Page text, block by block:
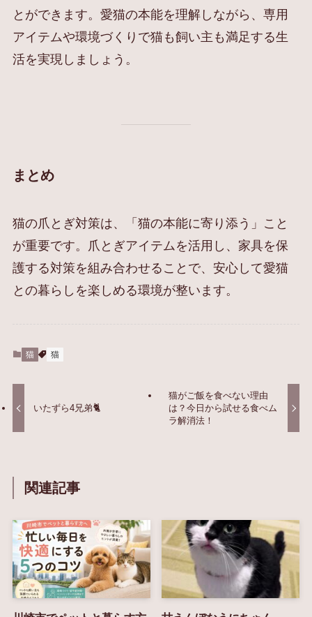
とができます。愛猫の本能を理解しながら、専用
アイテムや環境づくりで猫も飼い主も満足する生
活を実現しましょう。
まとめ
猫の爪とぎ対策は、「猫の本能に寄り添う」こと
が重要です。爪とぎアイテムを活用し、家具を保
護する対策を組み合わせることで、安心して愛猫
との暮らしを楽しめる環境が整います。
猫 猫
いたずら4兄弟🐈
猫がご飯を食べない理由
は？今日から試せる食べム
ラ解消法！
関連記事